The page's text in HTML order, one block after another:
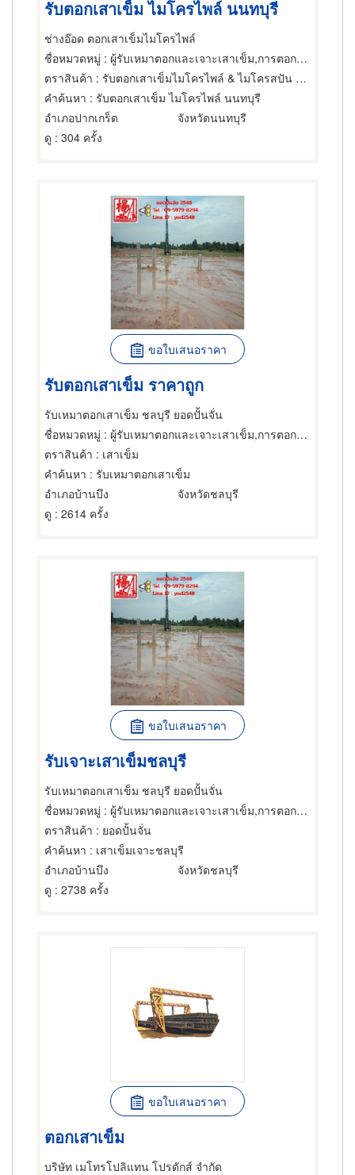
รับตอกเสาเข็ม ไมโครไพล์ นนทบุรี
ช่างอ๊อด ตอกเสาเข็มไมโครไพล์
ชื่อหมวดหมู่ : ผู้รับเหมาตอกและเจาะเสาเข็ม,การตอกเสาเข็ม,ผู้รับเหมาตอกและเจาะเสาเข็ม
ตราสินค้า : รับตอกเสาเข็มไมโครไพล์ & ไมโครสปัน ช่างอ๊อด
คำค้นหา : รับตอกเสาเข็ม ไมโครไพล์ นนทบุรี
อำเภอปากเกร็ด
จังหวัดนนทบุรี
ดู : 304 ครั้ง
ขอใบเสนอราคา
รับตอกเสาเข็ม ราคาถูก
รับเหมาตอกเสาเข็ม ชลบุรี ยอดปั้นจั่น
ชื่อหมวดหมู่ : ผู้รับเหมาตอกและเจาะเสาเข็ม,การตอกเสาเข็ม,อุปกรณ์สำหรับ ผู้รับเหมาตอกเสาเข็ม
ตราสินค้า : เสาเข็ม
คำค้นหา : รับเหมาตอกเสาเข็ม
อำเภอบ้านบึง
จังหวัดชลบุรี
ดู : 2614 ครั้ง
ขอใบเสนอราคา
รับเจาะเสาเข็มชลบุรี
รับเหมาตอกเสาเข็ม ชลบุรี ยอดปั้นจั่น
ชื่อหมวดหมู่ : ผู้รับเหมาตอกและเจาะเสาเข็ม,การตอกเสาเข็ม,อุปกรณ์สำหรับ ผู้รับเหมาตอกเสาเข็ม
ตราสินค้า : ยอดปั้นจั่น
คำค้นหา : เสาเข็มเจาะชลบุรี
อำเภอบ้านบึง
จังหวัดชลบุรี
ดู : 2738 ครั้ง
ขอใบเสนอราคา
ตอกเสาเข็ม
บริษัท เมโทรโปลิแทน โปรดักส์ จำกัด